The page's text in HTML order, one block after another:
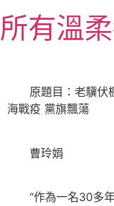
至
主所有溫
原題目：老驥伏櫪
海戰疫 黨旗飄蕩
曹玲娟
“作為一名30多年